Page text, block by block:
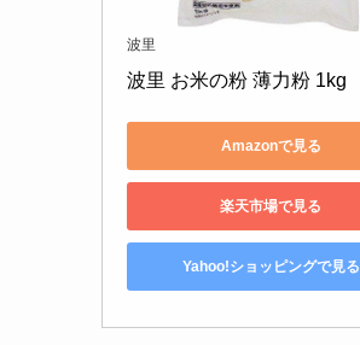
波里
波里 お米の粉 薄力粉 1kg
Amazonで見る
楽天市場で見る
Yahoo!ショッピングで見る